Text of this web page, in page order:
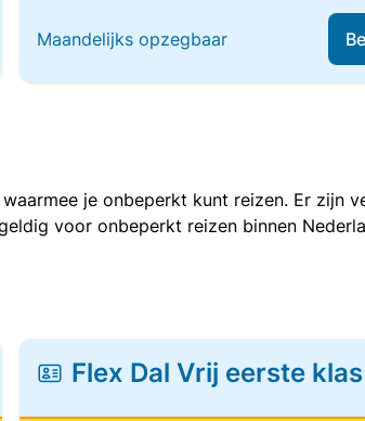
Maandelijks opzegbaar
je onbeperkt kunt reizen. Er zijn
voor onbeperkt reizen binnen
Flex Dal Vrij eerste klas